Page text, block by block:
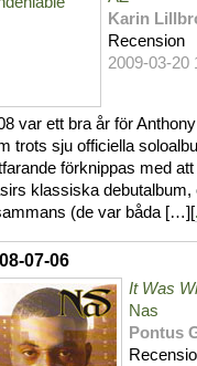
Karin
Recension
2009-03-20
var ett bra år för
trots sju officiella
förknippas med
klassiska
(de var båda […][
07-06
It Was
Nas
Pontus